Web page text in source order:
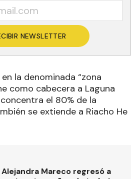
NEWSLETTER
la denominada “zona
como cabecera a Laguna
el 80% de la
se extiende a Riacho He
Alejandra Mareco regresó a